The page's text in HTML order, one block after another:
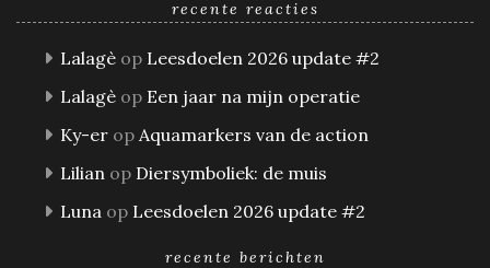
recente reacties
Lalagè op Leesdoelen 2026 update #2
Lalagè op Een jaar na mijn operatie
Ky-er op Aquamarkers van de action
Lilian op Diersymboliek: de muis
Luna op Leesdoelen 2026 update #2
recente berichten